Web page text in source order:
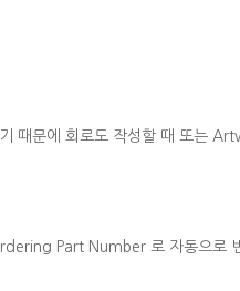
때문에 회로도 작성할 때 또는
Part Number 로 자동으로